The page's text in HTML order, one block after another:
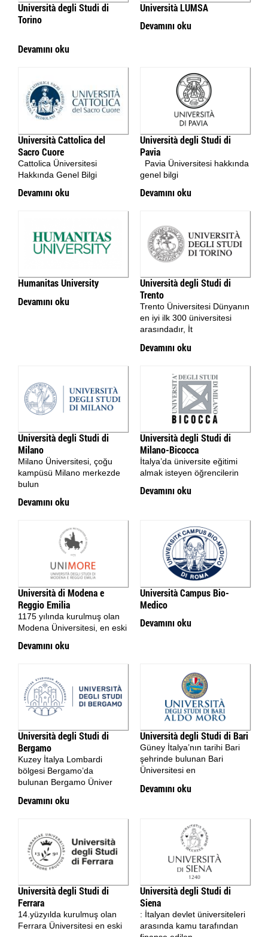
Università degli Studi di
Torino
Devamını oku
Università LUMSA
Devamını oku
Università Cattolica del
Sacro Cuore
Cattolica Üniversitesi
Hakkında Genel Bilgi
Devamını oku
Università degli Studi di
Pavia
Pavia Üniversitesi hakkında
genel bilgi
Devamını oku
Humanitas University
Devamını oku
Università degli Studi di
Trento
Trento Üniversitesi Dünyanın
en iyi ilk 300 üniversitesi
arasındadır, İt
Devamını oku
Università degli Studi di
Milano
Milano Üniversitesi, çoğu
kampüsü Milano merkezde
bulun
Devamını oku
Università degli Studi di
Milano-Bicocca
İtalya’da üniversite eğitimi
almak isteyen öğrencilerin
Devamını oku
Università di Modena e
Reggio Emilia
1175 yılında kurulmuş olan
Modena Üniversitesi, en eski
Devamını oku
Università Campus Bio-
Medico
Devamını oku
Università degli Studi di
Bergamo
Kuzey İtalya Lombardi
bölgesi Bergamo’da
bulunan Bergamo Üniver
Devamını oku
Università degli Studi di Bari
Güney İtalya’nın tarihi Bari
şehrinde bulunan Bari
Üniversitesi en
Devamını oku
Università degli Studi di
Ferrara
14.yüzyılda kurulmuş olan
Ferrara Üniversitesi en eski
Università degli Studi di
Siena
: İtalyan devlet üniversiteleri
arasında kamu tarafından